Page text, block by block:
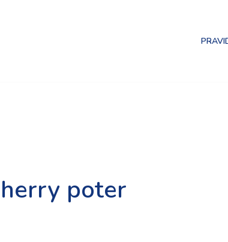
herry poter